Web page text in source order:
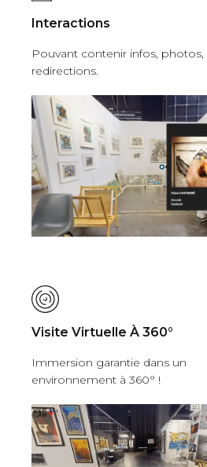
Interactions
Pouvant contenir infos, photos,
redirections.
Visite Virtuelle À 360°
Immersion garantie dans un
environnement à 360° !